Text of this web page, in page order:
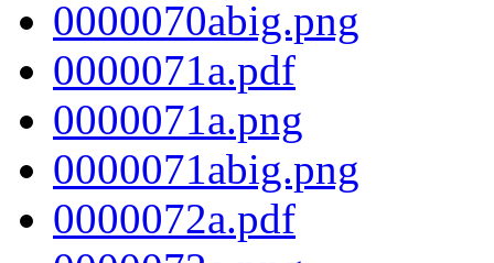
0000070abig.png
0000071a.pdf
0000071a.png
0000071abig.png
0000072a.pdf